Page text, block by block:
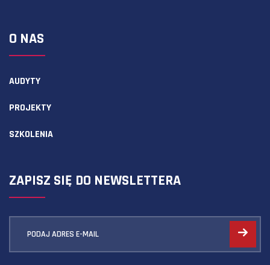
O NAS
AUDYTY
PROJEKTY
SZKOLENIA
ZAPISZ SIĘ DO NEWSLETTERA
PODAJ ADRES E-MAIL